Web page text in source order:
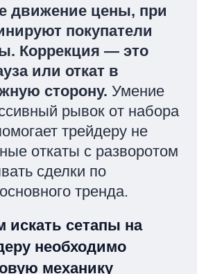
движение цены, при
покупатели
Коррекция — это
или откат в
сторону. Умение
рывок от набора
трейдеру не
откаты с разворотом
сделки по
тренда.
искать сетапы на
необходимо
механику